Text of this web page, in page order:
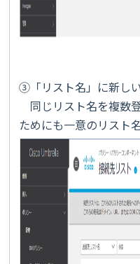
③「リスト名」に新し
同じリスト名を複数
ためにも一意のリスト